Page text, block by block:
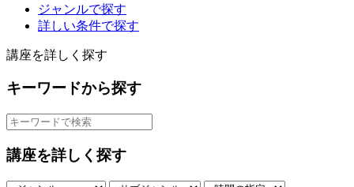
ジャンルで探す
詳しい条件で探す
講座を詳しく探す
キーワードから探す
講座を詳しく探す